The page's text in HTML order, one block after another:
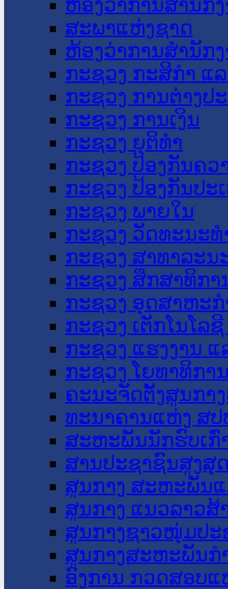
ຫ້ອງວ່າການສໍານັກ
ສະພາແຫ່ງຊາດ
ຫ້ອງວ່າການສຳນັກ
ກະຊວງ ກະສິກຳ ແ
ກະຊວງ ການຕ່າງປ
ກະຊວງ ການເງິນ
ກະຊວງ ຍຸຕິທໍາ
ກະຊວງ ປ້ອງກັນຄວ
ກະຊວງ ປ້ອງກັນປະ
ກະຊວງ ພາຍໃນ
ກະຊວງ ວັດທະນະ
ກະຊວງ ສາທາລະນ
ກະຊວງ ສຶກສາທິກາ
ກະຊວງ ອຸດສາຫະ
ກະຊວງ ເຕັກໂນໂລ
ກະຊວງ ແຮງງານ
ກະຊວງ ໂຍທາທິກາ
ຄະນະຈັດຕັ້ງສູນກາ
ທະນາຄານແຫ່ງ ສປ
ສະຫະພັນນັກຮົບເກົ່
ສານປະຊາຊົນສູງສຸ
ສູນກາງ ສະຫະພັນ
ສູນກາງ ແນວລາວສ້
ສູນກາງຊາວໜຸ່ມປະ
ສູນກາງສະຫະພັນກ
ອົງການ ກວດສອບແ